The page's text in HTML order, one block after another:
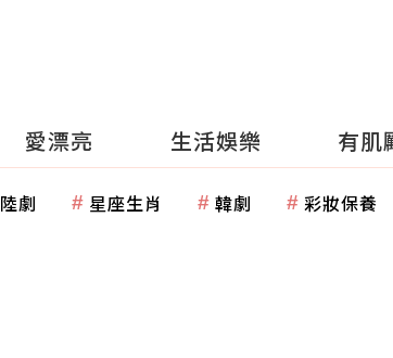
愛漂亮 生活娛樂 有肌
陸劇 星座生肖 韓劇 彩妝保養